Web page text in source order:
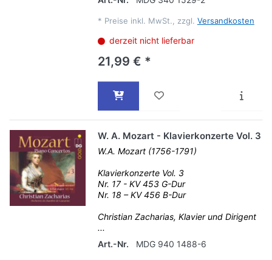
* Preise inkl. MwSt., zzgl. Versandkosten
derzeit nicht lieferbar
21,99 € *
W. A. Mozart - Klavierkonzerte Vol. 3
W.A. Mozart (1756-1791)
Klavierkonzerte Vol. 3
Nr. 17 - KV 453 G-Dur
Nr. 18 – KV 456 B-Dur
Christian Zacharias, Klavier und Dirigent
...
Art.-Nr.
MDG 940 1488-6